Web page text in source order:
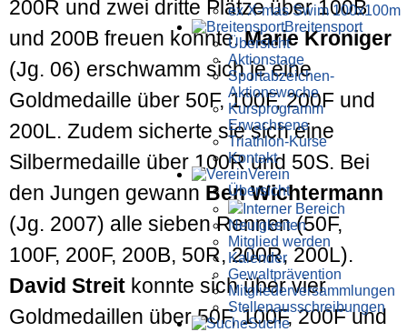
ex X-mas Swim 100x100m
Breiten­sport
Übersicht
Aktionstage
Sportabzeichen-
Aktionswoche
Kursprogramm
Erwachsene
Triathlon-Kurse
Kontakt
Verein
Übersicht
Interner Bereich
Neuigkeiten
Mitglied werden
Kalender
Gewaltprävention
Mitglieder­versammlungen
Stellen­aus­schrei­bungen
Suche
200R und zwei dritte Plätze über 100B
und 200B freuen konnte.Marie Kroniger
(Jg. 06) erschwamm sich je eine
Goldmedaille über 50F, 100F, 200F und
200L. Zudem sicherte sie sich eine
Silbermedaille über 100R und 50S. Bei
den Jungen gewann Ben Wichtermann
(Jg. 2007) alle sieben Rennen (50F,
100F, 200F, 200B, 50R, 200R, 200L).
David Streit konnte sich über vier
Goldmedaillen über 50F, 100F, 200F und